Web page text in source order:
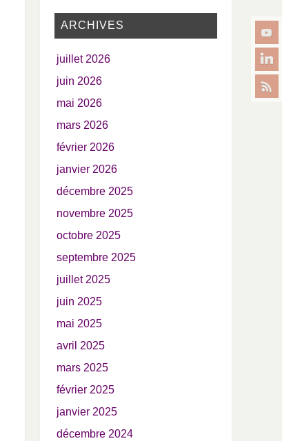
ARCHIVES
juillet 2026
juin 2026
mai 2026
mars 2026
février 2026
janvier 2026
décembre 2025
novembre 2025
octobre 2025
septembre 2025
juillet 2025
juin 2025
mai 2025
avril 2025
mars 2025
février 2025
janvier 2025
décembre 2024